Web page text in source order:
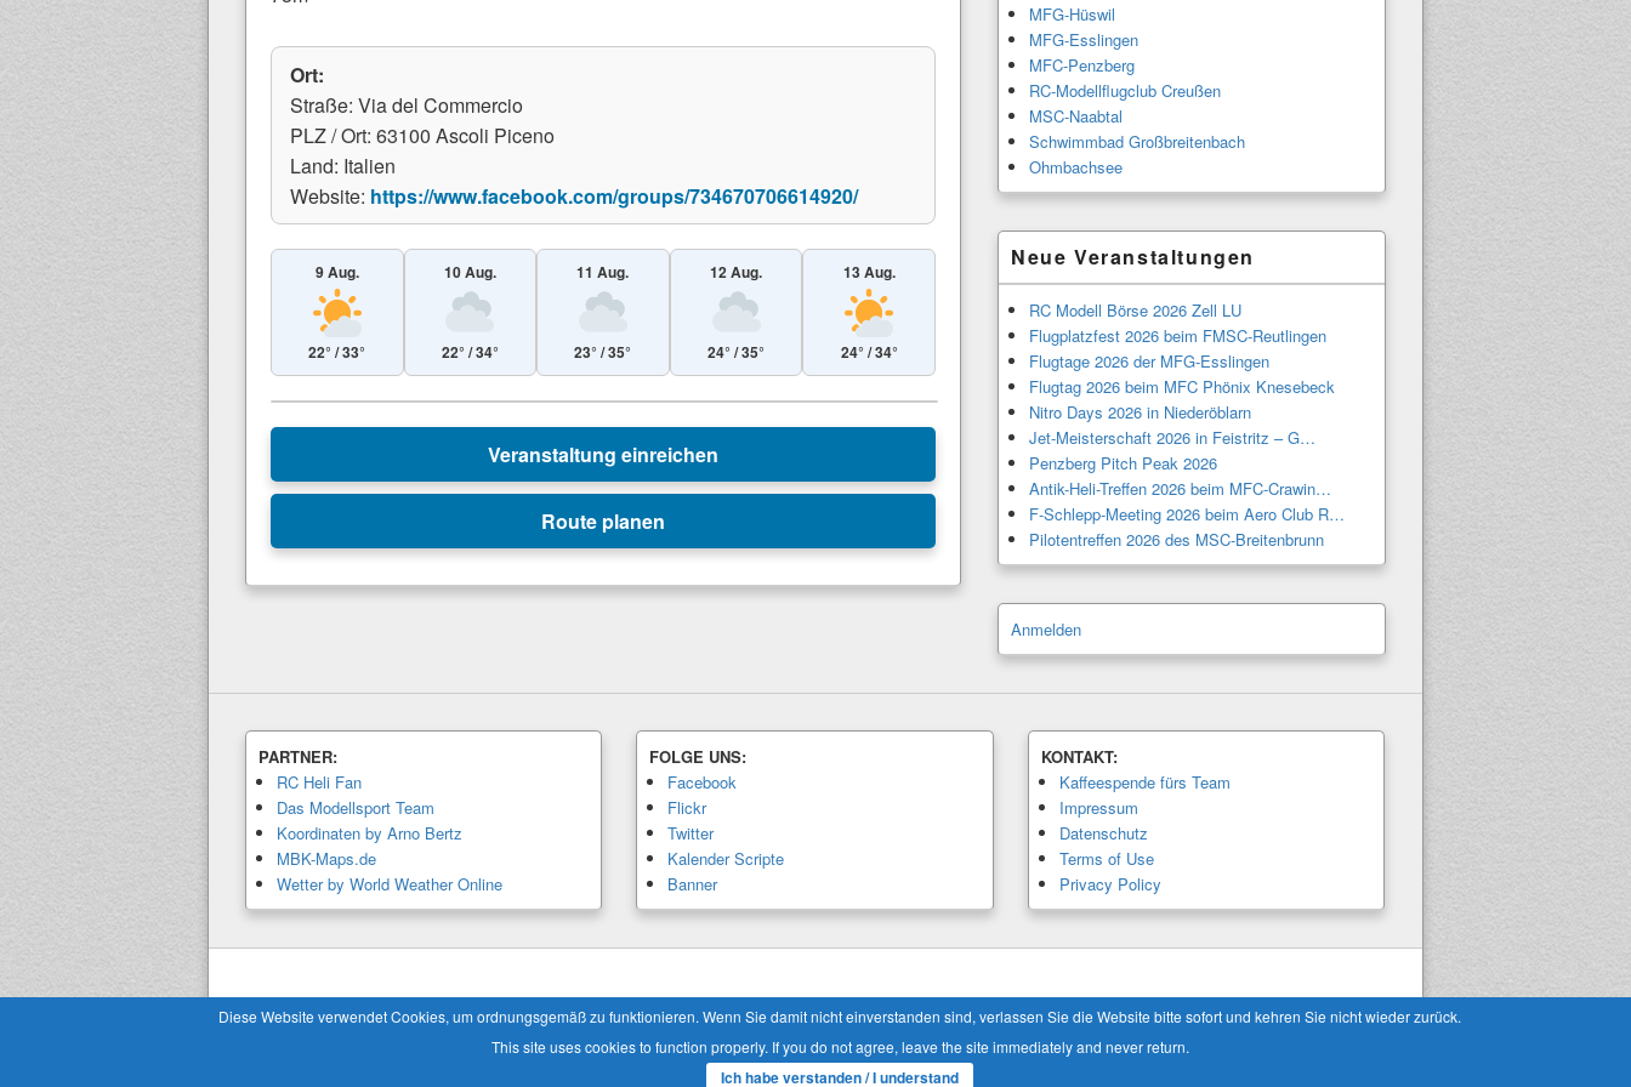
Ort:
Straße: Via del Commercio
PLZ / Ort: 63100 Ascoli Piceno
Land: Italien
Website: https://www.facebook.com/groups/734670706614920/
9 Aug.
22° / 33°
10 Aug.
22° / 34°
11 Aug.
23° / 35°
12 Aug.
24° / 35°
13 Aug.
24° / 34°
+
Veranstaltung einreichen
Route planen
MFG-Hüswil
MFG-Esslingen
MFC-Penzberg
RC-Modellflugclub Creußen
MSC-Naabtal
Schwimmbad Großbreitenbach
Ohmbachsee
Neue Veranstaltungen
RC Modell Börse 2026 Zell LU
Flugplatzfest 2026 beim FMSC-Reutlingen
Flugtage 2026 der MFG-Esslingen
Flugtag 2026 beim MFC Phönix Knesebeck
Nitro Days 2026 in Niederöblarn
Jet-Meisterschaft 2026 in Feistritz – G…
Penzberg Pitch Peak 2026
Antik-Heli-Treffen 2026 beim MFC-Crawin…
F-Schlepp-Meeting 2026 beim Aero Club R…
Pilotentreffen 2026 des MSC-Breitenbrunn
Anmelden
PARTNER:
RC Heli Fan
Das Modellsport Team
Koordinaten by Arno Bertz
MBK-Maps.de
Wetter by World Weather Online
FOLGE UNS:
Facebook
Flickr
Twitter
Kalender Scripte
Banner
KONTAKT:
Kaffeespende fürs Team
Impressum
Datenschutz
Terms of Use
Privacy Policy
Copyright © 2026 Modellbaukalender.info . Alle Rechte vorbehalten. Theme: Catch Box by Catch Themes
Diese Website verwendet Cookies, um ordnungsgemäß zu funktionieren. Wenn Sie damit nicht einverstanden sind, verlassen Sie die Website bitte sofort und kehren Sie nicht wieder zurück.
This site uses cookies to function properly. If you do not agree, leave the site immediately and never return.
Ich habe verstanden / I understand